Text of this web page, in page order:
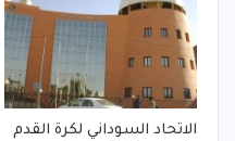
الاتحاد السوداني لكرة القدم